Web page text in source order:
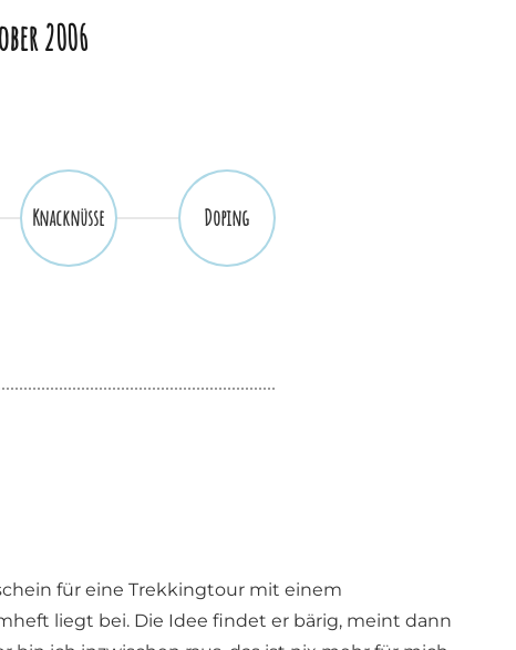
2006
Knacknüsse Doping
für eine Trekkingtour mit einem
liegt bei. Die Idee findet er bärig, meint dann